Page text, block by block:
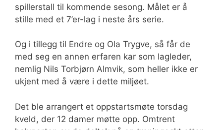
spillerstall til kommende sesong. Målet er å
stille med et 7’er-lag i neste års serie.
Og i tillegg til Endre og Ola Trygve, så får de
med seg en annen erfaren kar som lagleder,
nemlig Nils Torbjørn Almvik, som heller ikke er
ukjent med å være i dette miljøet.
Det ble arrangert et oppstartsmøte torsdag
kveld, der 12 damer møtte opp. Omtrent